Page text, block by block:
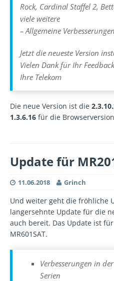
Rock, Cardinal Staffel 2,
viele weitere
– Allgemeine Verbesserungen
Jetzt die neueste Version
Vielen Dank für Ihr
Ihre Telekom
Die neue Version ist die
1.3.6.16 für die
Update für
11.06.2018 Grinch
Und weiter geht die fröhliche
langersehnte Update für die
auch bereit. Das Update ist
MR601SAT.
Verbesserungen in
Serien